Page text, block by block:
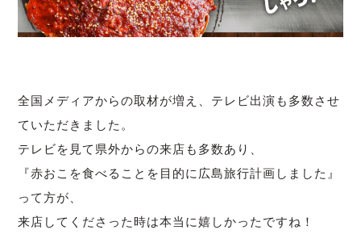
全国メディアからの取材が増え、テレビ出演も多数させ
ていただきました。
テレビを見て県外からの来店も多数あり、
『赤おこを食べることを目的に広島旅行計画しました』
って方が、
来店してくださった時は本当に嬉しかったですね！